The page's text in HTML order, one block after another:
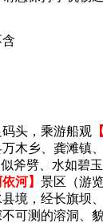
头，乘游船观
木乡、龚滩镇
斧劈、水如碧
依河】 景区（游
境，经长旗坝
可测的溶洞、